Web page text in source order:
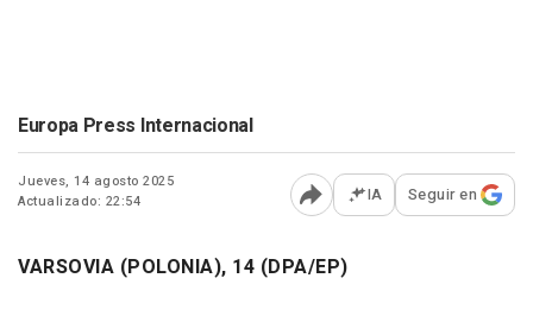
Europa Press Internacional
Jueves, 14 agosto 2025
Actualizado: 22:54
Abrir opciones para
IA Seguir en
VARSOVIA (POLONIA), 14 (DPA/EP)